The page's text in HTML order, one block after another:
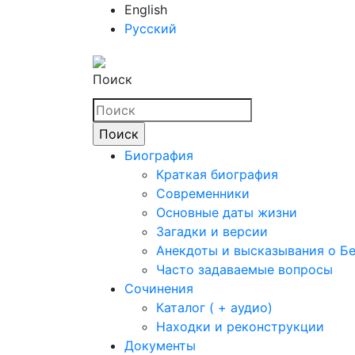
English
Русский
Поиск
Биография
Краткая биография
Современники
Основные даты жизни
Загадки и версии
Анекдоты и высказывания о
Часто задаваемые вопросы
Сочинения
Каталог ( + аудио)
Находки и реконструкции
Документы